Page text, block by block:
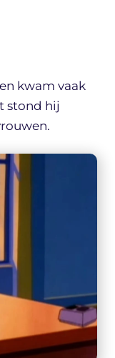
kwam vaak
stond hij